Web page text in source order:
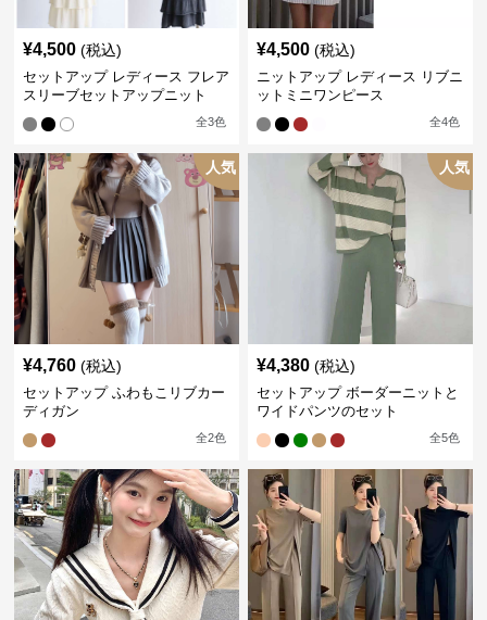
¥4,500 (税込)
セットアップ レディース フレア
スリーブセットアップニット
全3色
¥4,500 (税込)
ニットアップ レディース リブニ
ットミニワンピース
全4色
人気
¥4,760 (税込)
セットアップ ふわもこリブカー
ディガン
全2色
人気
¥4,380 (税込)
セットアップ ボーダーニットと
ワイドパンツのセット
全5色